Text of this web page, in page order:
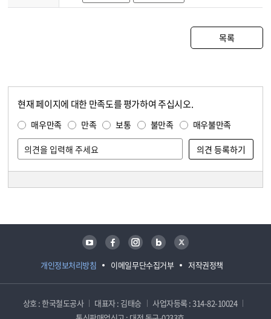
목록
현재 페이지에 대한 만족도를 평가하여 주십시오.
매우만족 만족 보통 불만족 매우불만족
개인정보처리방침 이메일무단수집거부 저작권정책
유튜브 페이스북 인스타그램 블로그 트위터
상호 : 한국철도공사 대표자 : 김태승
사업자등록 : 314-82-10024